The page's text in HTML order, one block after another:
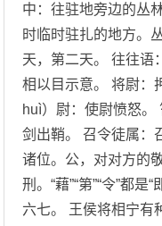
中：往驻地旁边的丛
时临时驻扎的地方。
天，第二天。 往往语
相以目示意。 将尉：
huì）尉：使尉愤怒。
剑出鞘。 召令徒属：
诸位。公，对对方的
刑。“藉”“第”“令”都
六七。 王侯将相宁有